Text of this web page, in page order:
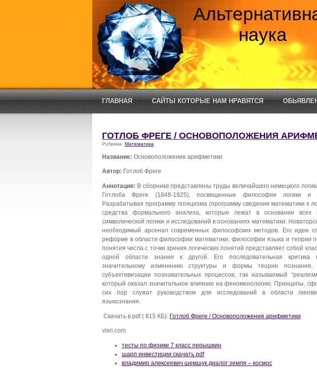
наука
ГЛАВНАЯ САЙТЫ КОТОРЫЕ НАМ НРАВЯТСЯ
ГОТЛОБ ФРЕГЕ / ОСНОВОПОЛОЖЕНИЯ
Рубрика: Математика
Название: Основоположения арифметики
Автор: Готлоб Фреге
Аннотация: В сборнике представлены труды величайшего немецкого
Готлоба Фреге (1848-1925), посвященные философии логики и
Разрабатывая программу логицизма (программу сведения математики к
средства формального анализа, которые лежат в основании всех
символической логики и исследований в основаниях математики.
необходимый арсенал современных философских методов. Его идеи
реформе в области философии математики, философии языка и теории
понятия числа с точки зрения логических понятий представляет собой
одной области знания к другой. Его последовательная критика
значительному изменению структуры и формы теории познания,
субъективизации познавательных процессов, так называемый
который оказал значительное влияние на феноменологию. Принципы,
сих пор служат руководством для исследований в области
языкознания.
Скачать в pdf ( 815 КБ): Готлоб Фреге / Основоположения арифметики
vixri.com
тесты по физике 7 класс перышкин
шарп инвестиции скачать pdf
владимир алексеевич шемшук диалог земля – космос